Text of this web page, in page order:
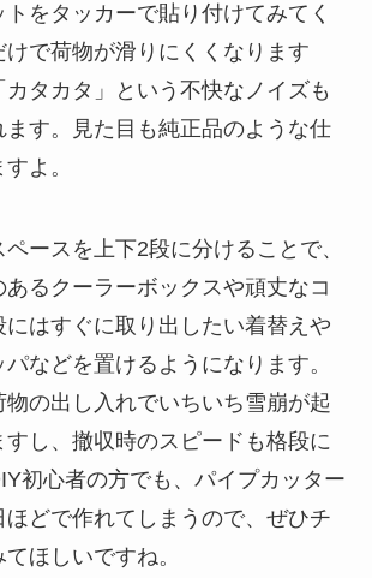
をタッカーで貼り付けてみてく
けで荷物が滑りにくくなります
カタカタ」という不快なノイズも
ます。見た目も純正品のような仕
よ。
ースを上下2段に分けることで、
るクーラーボックスや頑丈なコ
にはすぐに取り出したい着替えや
などを置けるようになります。
物の出し入れでいちいち雪崩が起
すし、撤収時のスピードも格段に
初心者の方でも、パイプカッター
ほどで作れてしまうので、ぜひチ
ほしいですね。